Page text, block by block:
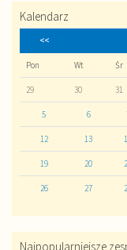
Kalendarz
<<
Pon Wt Śr
29 30 31
5 6
12 13
19 20
26 27
Najpopularniejsze